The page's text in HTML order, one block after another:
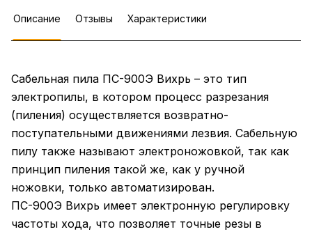
Описание Отзывы Характеристики
Сабельная пила ПС-900Э Вихрь – это тип
электропилы, в котором процесс разрезания
(пиления) осуществляется возвратно-
поступательными движениями лезвия. Сабельную
пилу также называют электроножовкой, так как
принцип пиления такой же, как у ручной
ножовки, только автоматизирован.
ПС-900Э Вихрь имеет электронную регулировку
частоты хода, что позволяет точные резы в